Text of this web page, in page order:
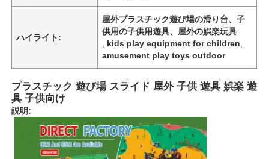
ハイライト:
屋外プラスチック遊び場の滑り台、子
供用の子供用遊具、屋外の娯楽玩具
kids play equipment for children
amusement play toys outdoor
プラスチック 遊び場 スライド 屋外 子供 遊具 娯楽 遊
具 子供向け
説明: